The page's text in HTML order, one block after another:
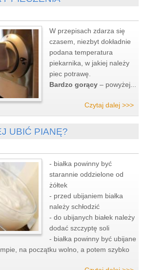
W przepisach zdarza się
czasem, niezbyt dokładnie
podana temperatura
piekarnika, w jakiej należy
piec potrawę.
Bardzo gorący – powyżej...
Czytaj dalej >>>
UBIĆ PIANĘ?
- białka powinny być
starannie oddzielone od
żółtek
- przed ubijaniem białka
należy schłodzić
- do ubijanych białek należy
dodać szczyptę soli
- białka powinny być ubijane
na początku wolno, a potem szybko